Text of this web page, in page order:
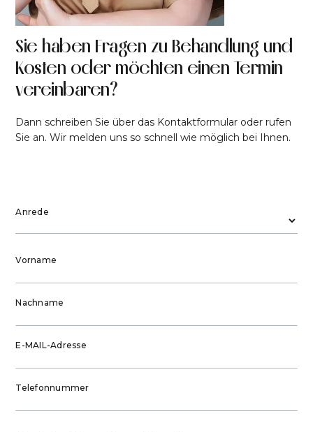
Sie haben Fragen zu Behandlung und
Kosten oder möchten einen Termin
vereinbaren?
Dann schreiben Sie über das Kontaktformular oder rufen
Sie an. Wir melden uns so schnell wie möglich bei Ihnen.
Anrede
Vorname
Nachname
E-MAIL-Adresse
Telefonnummer